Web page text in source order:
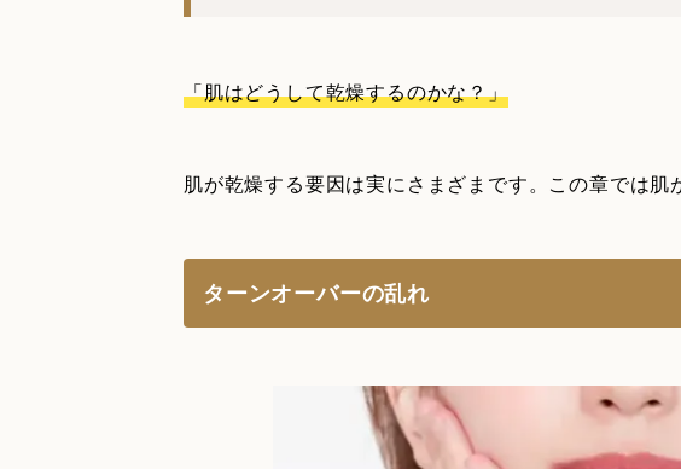
「肌はどうして乾燥するのかな？」
肌が乾燥する要因は実にさまざまです。この章では肌
ターンオーバーの乱れ